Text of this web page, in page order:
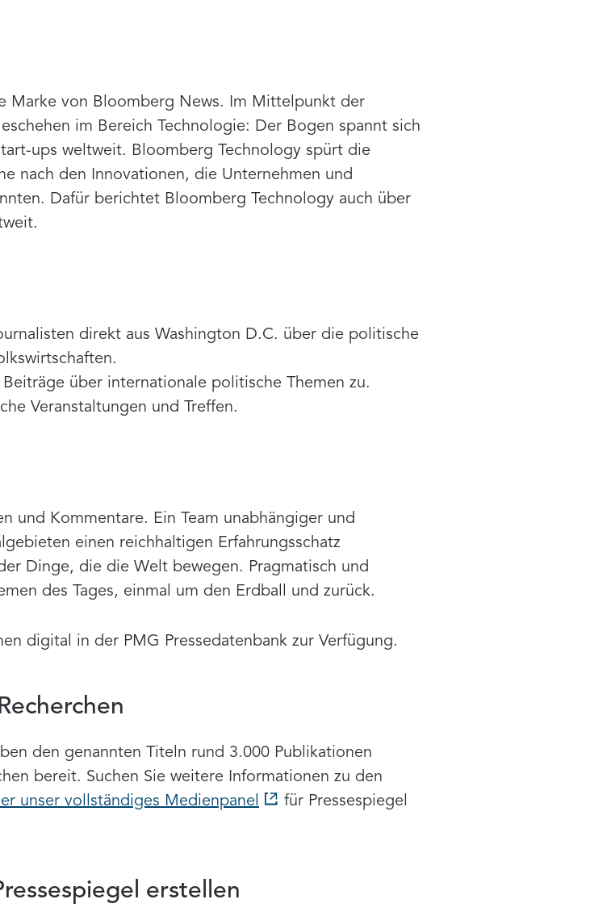
Marke von Bloomberg News. Im Mittelpunkt der
im Bereich Technologie: Der Bogen spannt sich
ups weltweit. Bloomberg Technology spürt die
nach den Innovationen, die Unternehmen und
Dafür berichtet Bloomberg Technology auch über
direkt aus Washington D.C. über die politische
über internationale politische Themen zu.
Veranstaltungen und Treffen.
und Kommentare. Ein Team unabhängiger und
einen reichhaltigen Erfahrungsschatz
Dinge, die die Welt bewegen. Pragmatisch und
des Tages, einmal um den Erdball und zurück.
digital in der PMG Pressedatenbank zur Verfügung.
den genannten Titeln rund 3.000 Publikationen
bereit. Suchen Sie weitere Informationen zu den
unser vollständiges Medienpanel
für Pressespiegel
erstellen